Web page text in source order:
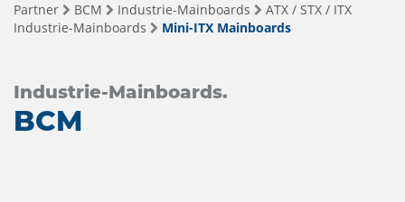
Partner BCM Industrie-Mainboards
ATX / STX / ITX
Industrie-Mainboards
Mini-ITX Mainboards
Industrie-Mainboards.
BCM